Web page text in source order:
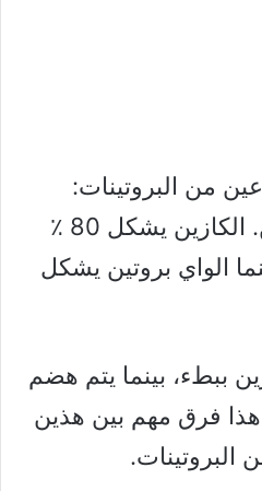
من البروتينات:
الكازين والواي بروتين. الكازين يشكل 80 ٪
الواي بروتين يشكل
ببطء، بينما يتم هضم
فرق مهم بين هذين
البروتينات.